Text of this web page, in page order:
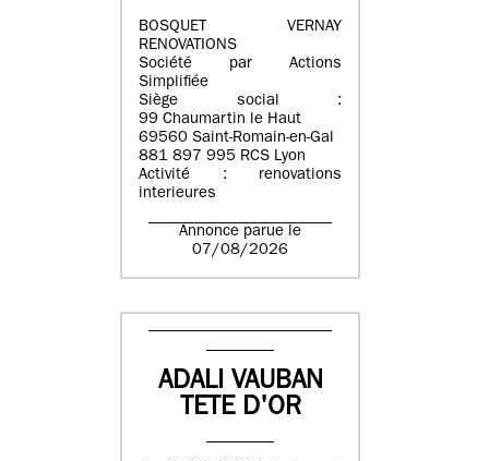
BOSQUET VERNAY
RENOVATIONS
Société par Actions
Simplifiée
Siège social :
99 Chaumartin le Haut
69560 Saint-Romain-en-Gal
881 897 995 RCS Lyon
Activité : renovations
interieures
Annonce parue le
07/08/2026
ADALI VAUBAN
TETE D'OR